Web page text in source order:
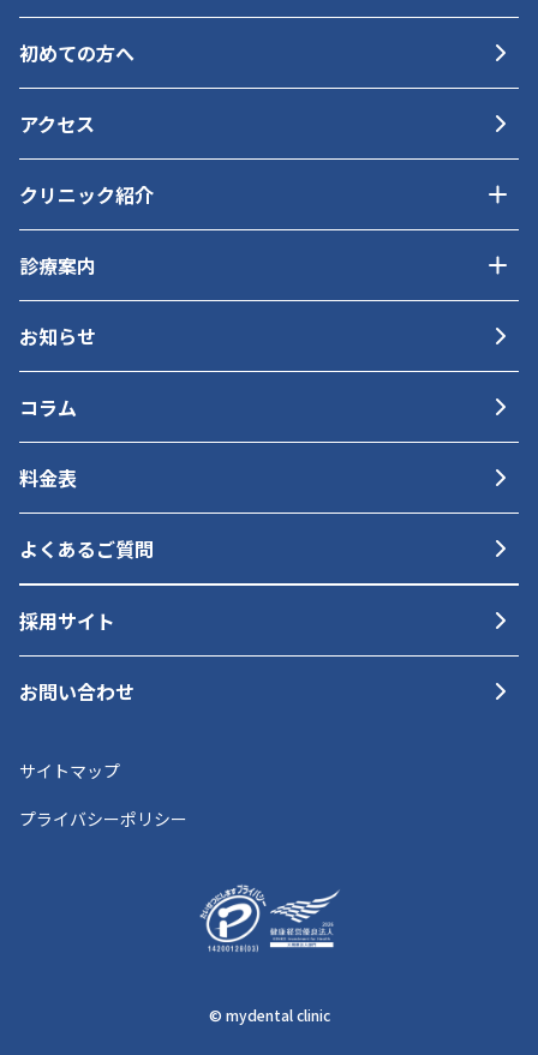
初めての方へ
アクセス
クリニック紹介
診療案内
お知らせ
コラム
料金表
よくあるご質問
採用サイト
お問い合わせ
サイトマップ
プライバシーポリシー
© mydental clinic